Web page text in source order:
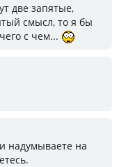
две запятые,
смысл, то я бы
с чем...
надумываете на